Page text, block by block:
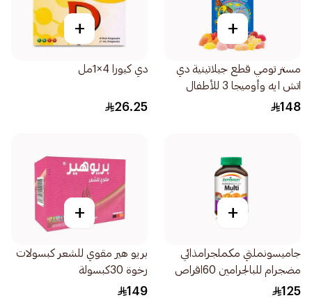
+
مستر تومي قطع جيلاتينية دي
اتش ايه وأوميجا 3 للأطفال
60قطعة
148
+
دي كيورا 4×1مل
26.25
+
جاميسونملتي مكملجرامذائي
مضجرام للبالجرامين 60اقراص
125
+
بريو هير مقوي للشعر كبسولات
رخوة 30كبسولة
149